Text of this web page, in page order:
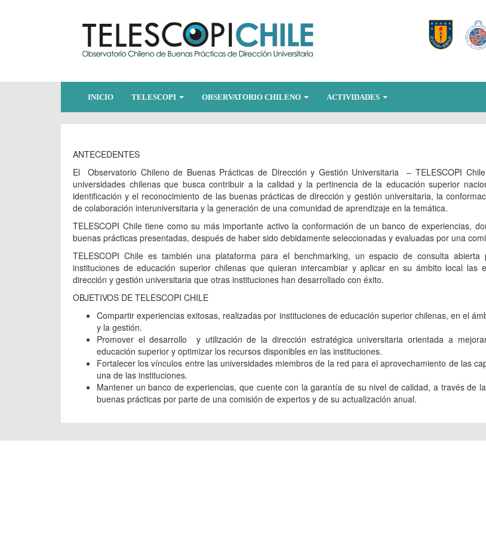
INICIO TELESCOPI OBSERVATORIO CHILENO ACTIVIDADES
ANTECEDENTES
El Observatorio Chileno de Buenas Prácticas de Dirección y Gestión Universitaria – TELESCOPI
universidades chilenas que busca contribuir a la calidad y la pertinencia de la educación superior
identificación y el reconocimiento de las buenas prácticas de dirección y gestión universitaria, la
de colaboración interuniversitaria y la generación de una comunidad de aprendizaje en la temática.
TELESCOPI Chile tiene como su más importante activo la conformación de un banco de experiencias,
buenas prácticas presentadas, después de haber sido debidamente seleccionadas y evaluadas por una
TELESCOPI Chile es también una plataforma para el benchmarking, un espacio de consulta abierta
instituciones de educación superior chilenas que quieran intercambiar y aplicar en su ámbito local las
dirección y gestión universitaria que otras instituciones han desarrollado con éxito.
OBJETIVOS DE TELESCOPI CHILE
Compartir experiencias exitosas, realizadas por instituciones de educación superior chilenas, en el
y la gestión.
Promover el desarrollo y utilización de la dirección estratégica universitaria orientada a
educación superior y optimizar los recursos disponibles en las instituciones.
Fortalecer los vínculos entre las universidades miembros de la red para el aprovechamiento de las
una de las instituciones.
Mantener un banco de experiencias, que cuente con la garantía de su nivel de calidad, a través de
buenas prácticas por parte de una comisión de expertos y de su actualización anual.